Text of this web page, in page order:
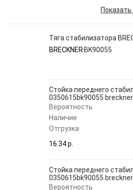
Тяга стабилизатора
BRECKNER BK90055
Стойка переднего
0350615bk90055 breckner
Вероятность
Наличие
Отгрузка
16.34 p.
Стойка переднего
0350615bk90055 breckner
Вероятность